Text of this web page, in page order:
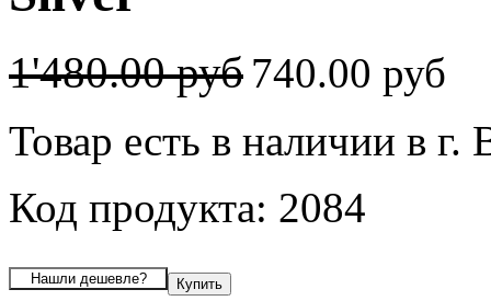
1'480.00 руб 740.00 руб
Товар есть в наличии в г.
Код продукта: 2084